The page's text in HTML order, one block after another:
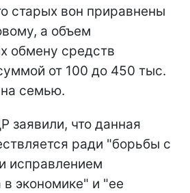
старых вон приравнены
а объем
обмену средств
от 100 до 450 тыс.
семью.
заявили, что данная
ради "борьбы с
исправлением
экономике" и "ее